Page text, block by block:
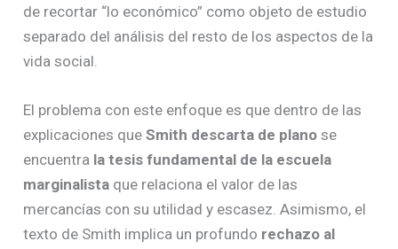
de recortar “lo económico” como objeto de estudio
separado del análisis del resto de los aspectos de la
vida social.
El problema con este enfoque es que dentro de las
explicaciones queSmith descarta de plano se
encuentra la tesis fundamental de la escuela
marginalista que relaciona el valor de las
mercancías con su utilidad y escasez. Asimismo, el
texto de Smith implica un profundo rechazo al